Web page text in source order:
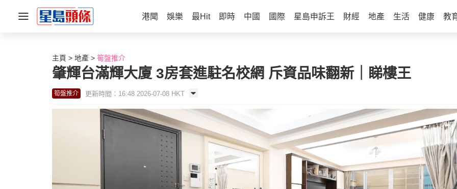
港聞 娛樂 最Hit 即時 中國 國際 星島申訴王 財經 地產 生活 健康 教
主頁 地產 筍盤推介
肇輝台滿輝大廈 3房套進駐名校網 斥資品味翻新｜睇樓王
筍盤推介 更新時間：16:48 2026-07-08 HKT